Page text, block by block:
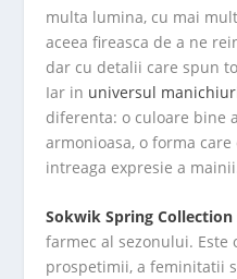
multa lumina, cu mai
aceea fireasca de a ne
dar cu detalii care spun
Iar in universul
diferenta: o culoare bine
armonioasa, o forma
intreaga expresie a
Sokwik Spring Collection
farmec al sezonului.
prospetimii, a feminitatii